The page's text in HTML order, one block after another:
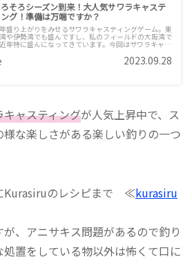
そろシーズン到来！大人気サワラキャステ
ング！準備は万端ですか？
盛り上がりをみせるサワラキャスティングゲーム。東
や伊勢湾でも盛んですし、私のフィールドの大阪湾で
年特に盛んになってきています。今回はサワラキャス
ングやショアジギングとは少し異なりますので、ご覧
って爆釣してください。脂がのったサワラは絶品なの
2023.09.28
キャスティングが人気上昇中で、ス
な楽しさがある楽しい釣りの一つ
Kurasiruのレシピまで ≪kurasiru
、アニサキス問題があるので釣り
置をしている物以外は怖くて口に